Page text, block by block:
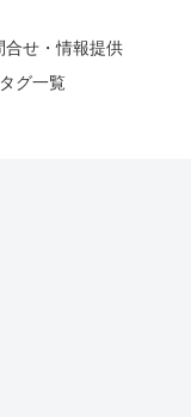
合せ・情報提供
グ一覧